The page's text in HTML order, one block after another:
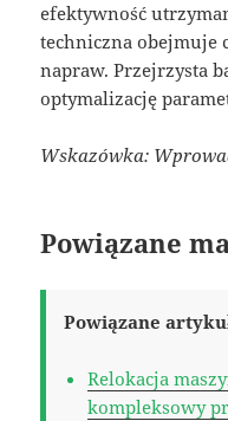
efektywność
techniczna obejmuje
napraw. Przejrzysta
optymalizację
Wskazówka:
Powiązane
Powiązane
Relokacja
kompleksowy